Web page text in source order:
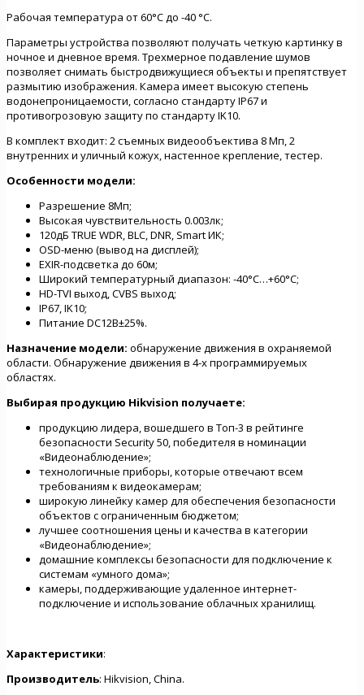
Рабочая температура от 60°C до -40 °C.
Параметры устройства позволяют получать четкую картинку в
ночное и дневное время. Трехмерное подавление шумов
позволяет снимать быстродвижущиеся объекты и препятствует
размытию изображения. Камера имеет высокую степень
водонепроницаемости, согласно стандарту IP67 и
противогрозовую защиту по стандарту IK10.
В комплект входит: 2 съемных видеообъектива 8 Мп, 2
внутренних и уличный кожух, настенное крепление, тестер.
Особенности модели:
Разрешение 8Мп;
Высокая чувствительность 0.003лк;
120дБ TRUE WDR, BLC, DNR, Smart ИК;
OSD-меню (вывод на дисплей);
EXIR-подсветка до 60м;
Широкий температурный диапазон: -40°C…+60°C;
HD-TVI выход, CVBS выход;
IP67, IK10;
Питание DC12В±25%.
Назначение модели: обнаружение движения в охраняемой
области. Обнаружение движения в 4-х программируемых
областях.
Выбирая продукцию Hikvision получаете:
продукцию лидера, вошедшего в Топ-3 в рейтинге
безопасности Security 50, победителя в номинации
«Видеонаблюдение»;
технологичные приборы, которые отвечают всем
требованиям к видеокамерам;
широкую линейку камер для обеспечения безопасности
объектов с ограниченным бюджетом;
лучшее соотношения цены и качества в категории
«Видеонаблюдение»;
домашние комплексы безопасности для подключение к
системам «умного дома»;
камеры, поддерживающие удаленное интернет-
подключение и использование облачных хранилищ.
Характеристики:
Производитель: Hikvision, China.